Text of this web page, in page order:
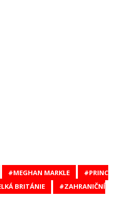
MEGHAN MARKLE
PRINC
BRITÁNIE
ZAHRANIČNÍ